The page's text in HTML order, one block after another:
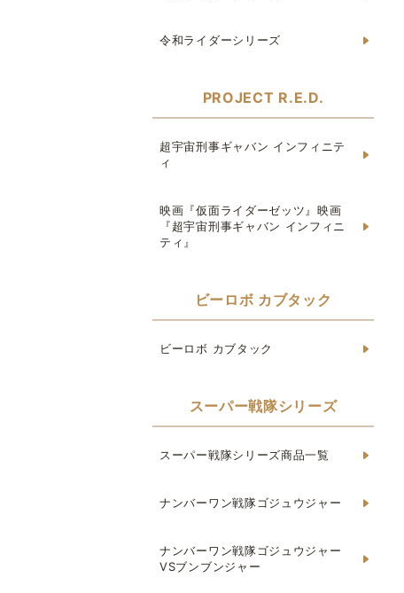
令和ライダーシリーズ
PROJECT R.E.D.
超宇宙刑事ギャバン インフィニテ
ィ
映画『仮面ライダーゼッツ』映画
『超宇宙刑事ギャバン インフィニ
ティ』
ビーロボ カブタック
ビーロボ カブタック
スーパー戦隊シリーズ
スーパー戦隊シリーズ商品一覧
ナンバーワン戦隊ゴジュウジャー
ナンバーワン戦隊ゴジュウジャー
VSブンブンジャー